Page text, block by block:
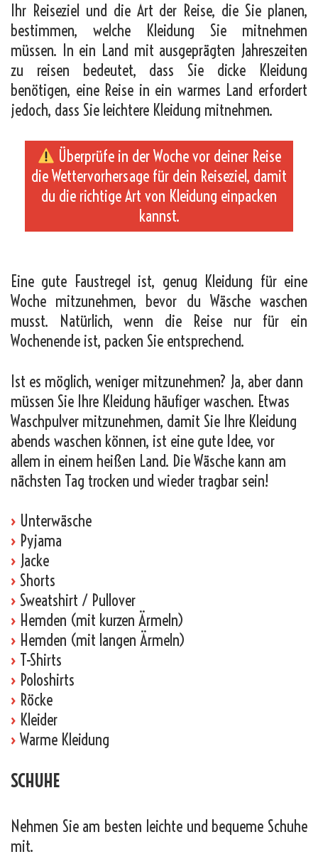
Ihr Reiseziel und die Art der Reise, die Sie planen,
bestimmen, welche Kleidung Sie mitnehmen
müssen. In ein Land mit ausgeprägten Jahreszeiten
zu reisen bedeutet, dass Sie dicke Kleidung
benötigen, eine Reise in ein warmes Land erfordert
jedoch, dass Sie leichtere Kleidung mitnehmen.
Überprüfe in der Woche vor deiner Reise
die Wettervorhersage für dein Reiseziel, damit
du die richtige Art von Kleidung einpacken
kannst.
Eine gute Faustregel ist, genug Kleidung für eine
Woche mitzunehmen, bevor du Wäsche waschen
musst. Natürlich, wenn die Reise nur für ein
Wochenende ist, packen Sie entsprechend.
Ist es möglich, weniger mitzunehmen? Ja, aber dann
müssen Sie Ihre Kleidung häufiger waschen. Etwas
Waschpulver mitzunehmen, damit Sie Ihre Kleidung
abends waschen können, ist eine gute Idee, vor
allem in einem heißen Land. Die Wäsche kann am
nächsten Tag trocken und wieder tragbar sein!
› Unterwäsche
› Pyjama
› Jacke
› Shorts
› Sweatshirt / Pullover
› Hemden (mit kurzen Ärmeln)
› Hemden (mit langen Ärmeln)
› T-Shirts
› Poloshirts
› Röcke
› Kleider
› Warme Kleidung
SCHUHE
Nehmen Sie am besten leichte und bequeme Schuhe
mit.